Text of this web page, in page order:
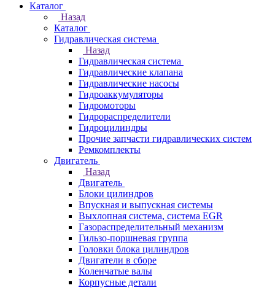
Каталог
Назад
Каталог
Гидравлическая система
Назад
Гидравлическая система
Гидравлические клапана
Гидравлические насосы
Гидроаккумуляторы
Гидромоторы
Гидрораспределители
Гидроцилиндры
Прочие запчасти гидравлических систем
Ремкомплекты
Двигатель
Назад
Двигатель
Блоки цилиндров
Впускная и выпускная системы
Выхлопная система, система EGR
Газораспределительный механизм
Гильзо-поршневая группа
Головки блока цилиндров
Двигатели в сборе
Коленчатые валы
Корпусные детали